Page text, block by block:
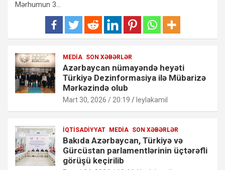
Mərhumun 3…
MEDIA SON XƏBƏRLƏR
Azərbaycan nümayəndə heyəti
Türkiyə Dezinformasiya ilə Mübarizə
Mərkəzində olub
Mart 30, 2026 / 20:19 leylakamil
İQTISADIYYAT MEDIA SON XƏBƏRLƏR
Bakıda Azərbaycan, Türkiyə və
Gürcüstan parlamentlərinin üçtərəfli
görüşü keçirilib